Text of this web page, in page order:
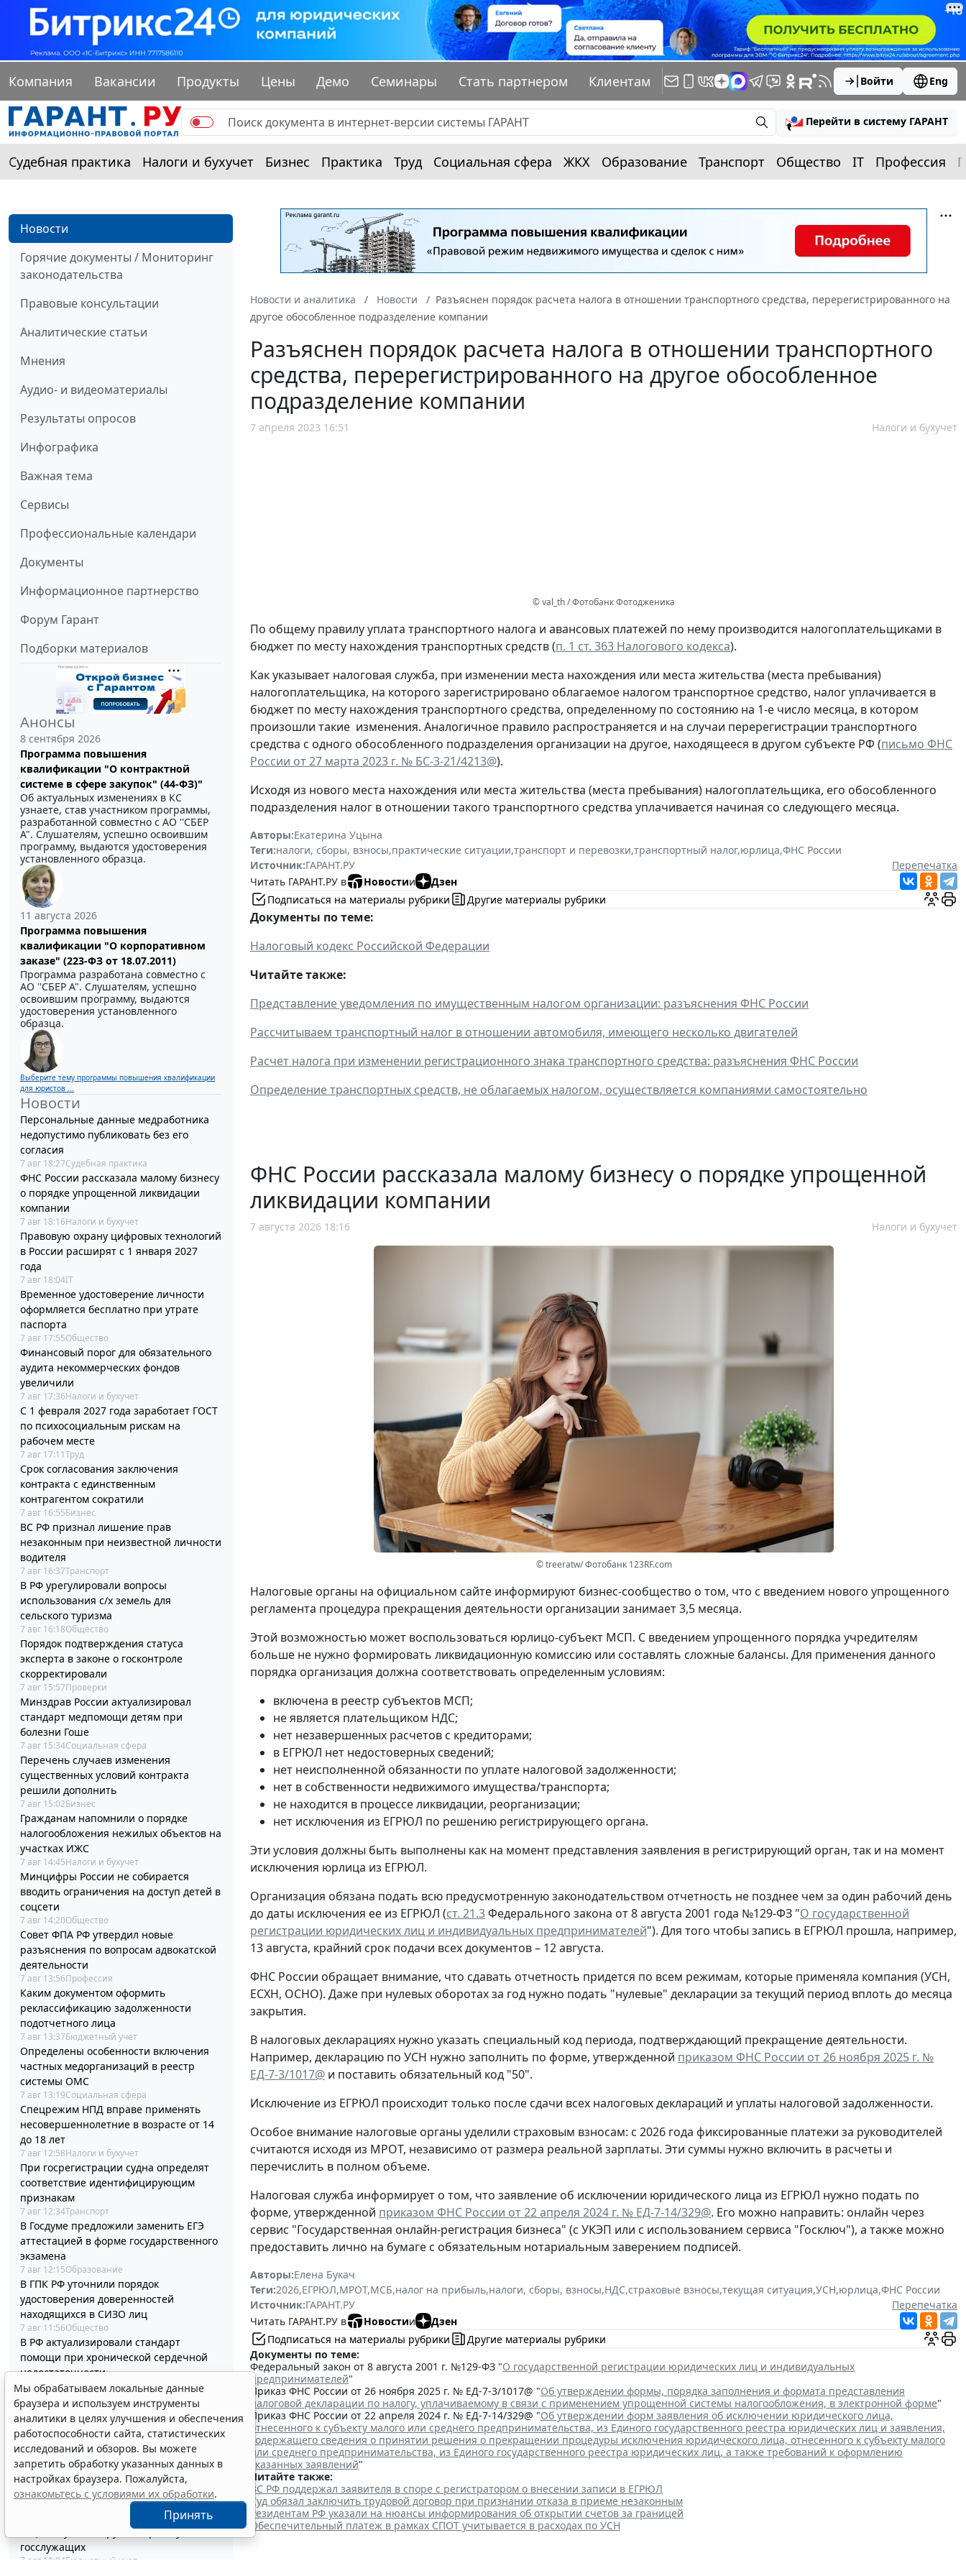
Компания Вакансии Продукты Цены Демо Семинары Стать партнером Клиентам Войти Eng
Перейти в систему ГАРАНТ
Судебная практика Налоги и бухучет Бизнес Практика Труд Социальная сфера ЖКХ Образование Транспорт Общество IT Профессия
Новости
Горячие документы / Мониторинг
законодательства
Правовые консультации
Аналитические статьи
Мнения
Аудио- и видеоматериалы
Результаты опросов
Инфографика
Важная тема
Сервисы
Профессиональные календари
Документы
Информационное партнерство
Форум Гарант
Подборки материалов
Анонсы
8 сентября 2026
Программа повышения
квалификации "О контрактной
системе в сфере закупок" (44-ФЗ)"
Об актуальных изменениях в КС
узнаете, став участником программы,
разработанной совместно с АО ''СБЕР
А". Слушателям, успешно освоившим
программу, выдаются удостоверения
установленного образца.
11 августа 2026
Программа повышения
квалификации "О корпоративном
заказе" (223-ФЗ от 18.07.2011)
Программа разработана совместно с
АО ''СБЕР А". Слушателям, успешно
освоившим программу, выдаются
удостоверения установленного
образца.
Выберите тему программы повышения квалификации
для юристов ...
Новости
Персональные данные медработника
недопустимо публиковать без его
согласия
7 авг 18:27Судебная практика
ФНС России рассказала малому бизнесу
о порядке упрощенной ликвидации
компании
7 авг 18:16Налоги и бухучет
Правовую охрану цифровых технологий
в России расширят с 1 января 2027
года
7 авг 18:04IT
Временное удостоверение личности
оформляется бесплатно при утрате
паспорта
7 авг 17:55Общество
Финансовый порог для обязательного
аудита некоммерческих фондов
увеличили
7 авг 17:36Налоги и бухучет
С 1 февраля 2027 года заработает ГОСТ
по психосоциальным рискам на
рабочем месте
7 авг 17:11Труд
Срок согласования заключения
контракта с единственным
контрагентом сократили
7 авг 16:55Бизнес
ВС РФ признал лишение прав
незаконным при неизвестной личности
водителя
7 авг 16:37Транспорт
В РФ урегулировали вопросы
использования с/х земель для
сельского туризма
7 авг 16:18Общество
Порядок подтверждения статуса
эксперта в законе о госконтроле
скорректировали
7 авг 15:57Проверки
Минздрав России актуализировал
стандарт медпомощи детям при
болезни Гоше
7 авг 15:34Социальная сфера
Перечень случаев изменения
существенных условий контракта
решили дополнить
7 авг 15:02Бизнес
Гражданам напомнили о порядке
налогообложения нежилых объектов на
участках ИЖС
7 авг 14:45Налоги и бухучет
Минцифры России не собирается
вводить ограничения на доступ детей в
соцсети
7 авг 14:20Общество
Совет ФПА РФ утвердил новые
разъяснения по вопросам адвокатской
деятельности
7 авг 13:56Профессия
Каким документом оформить
реклассификацию задолженности
подотчетного лица
7 авг 13:37Бюджетный учет
Определены особенности включения
частных медорганизаций в реестр
системы ОМС
7 авг 13:19Социальная сфера
Спецрежим НПД вправе применять
несовершеннолетние в возрасте от 14
до 18 лет
7 авг 12:58Налоги и бухучет
При госрегистрации судна определят
соответствие идентифицирующим
признакам
7 авг 12:34Транспорт
В Госдуме предложили заменить ЕГЭ
аттестацией в форме государственного
экзамена
7 авг 12:15Образование
В ГПК РФ уточнили порядок
удостоверения доверенностей
находящихся в СИЗО лиц
7 авг 11:56Общество
В РФ актуализировали стандарт
помощи при хронической сердечной
недостаточности
7 авг 11:40Социальная сфера
Работодатели могут получить субсидии
при трудоустройстве одиноких
родителей
7 авг 10:54Труд
Процедуру заключения контракта по
итогам электронного запроса
котировок уточнят
7 авг 10:32Бизнес
В РФ выпустили методичку по
соцзаказу и выбору КВР при обучении
госслужащих
7 авг 10:04Бюджетный учет
Новости и аналитика Новости
Разъяснен порядок расчета налога в отношении транспортного средства, перерегистрированного на
другое обособленное подразделение компании
Разъяснен порядок расчета налога в отношении транспортного
средства, перерегистрированного на другое обособленное
подразделение компании
7 апреля 2023 16:51 Налоги и бухучет
© val_th / Фотобанк Фотодженика
По общему правилу уплата транспортного налога и авансовых платежей по нему производится налогоплательщиками в
бюджет по месту нахождения транспортных средств (п. 1 ст. 363 Налогового кодекса).
Как указывает налоговая служба, при изменении места нахождения или места жительства (места пребывания)
налогоплательщика, на которого зарегистрировано облагаемое налогом транспортное средство, налог уплачивается в
бюджет по месту нахождения транспортного средства, определенному по состоянию на 1-е число месяца, в котором
произошли такие изменения. Аналогичное правило распространяется и на случаи перерегистрации транспортного
средства с одного обособленного подразделения организации на другое, находящееся в другом субъекте РФ (письмо ФНС
России от 27 марта 2023 г. № БС-3-21/4213@).
Исходя из нового места нахождения или места жительства (места пребывания) налогоплательщика, его обособленного
подразделения налог в отношении такого транспортного средства уплачивается начиная со следующего месяца.
Авторы:Екатерина Уцына
Теги:налоги, сборы, взносы,практические ситуации,транспорт и перевозки,транспортный налог,юрлица,ФНС России
Источник:ГАРАНТ.РУ
Перепечатка
Читать ГАРАНТ.РУ в
Новостии
Дзен
Подписаться на материалы рубрики
Другие материалы рубрики
Документы по теме:
Налоговый кодекс Российской Федерации
Читайте также:
Представление уведомления по имущественным налогом организации: разъяснения ФНС России
Рассчитываем транспортный налог в отношении автомобиля, имеющего несколько двигателей
Расчет налога при изменении регистрационного знака транспортного средства: разъяснения ФНС России
Определение транспортных средств, не облагаемых налогом, осуществляется компаниями самостоятельно
ФНС России рассказала малому бизнесу о порядке упрощенной
ликвидации компании
7 августа 2026 18:16 Налоги и бухучет
© treeratw/ Фотобанк 123RF.com
Налоговые органы на официальном сайте информируют бизнес-сообщество о том, что с введением нового упрощенного
регламента процедура прекращения деятельности организации занимает 3,5 месяца.
Этой возможностью может воспользоваться юрлицо-субъект МСП. С введением упрощенного порядка учредителям
больше не нужно формировать ликвидационную комиссию или составлять сложные балансы. Для применения данного
порядка организация должна соответствовать определенным условиям:
включена в реестр субъектов МСП;
не является плательщиком НДС;
нет незавершенных расчетов с кредиторами;
в ЕГРЮЛ нет недостоверных сведений;
нет неисполненной обязанности по уплате налоговой задолженности;
нет в собственности недвижимого имущества/транспорта;
не находится в процессе ликвидации, реорганизации;
нет исключения из ЕГРЮЛ по решению регистрирующего органа.
Эти условия должны быть выполнены как на момент представления заявления в регистрирующий орган, так и на момент
исключения юрлица из ЕГРЮЛ.
Организация обязана подать всю предусмотренную законодательством отчетность не позднее чем за один рабочий день
до даты исключения ее из ЕГРЮЛ (ст. 21.3Федерального закона от 8 августа 2001 года №129-ФЗ "О государственной
регистрации юридических лиц и индивидуальных предпринимателей"). Для того чтобы запись в ЕГРЮЛ прошла, например,
13 августа, крайний срок подачи всех документов – 12 августа.
ФНС России обращает внимание, что сдавать отчетность придется по всем режимам, которые применяла компания (УСН,
ЕСХН, ОСНО). Даже при нулевых оборотах за год нужно подать "нулевые" декларации за текущий период вплоть до месяца
закрытия.
В налоговых декларациях нужно указать специальный код периода, подтверждающий прекращение деятельности.
Например, декларацию по УСН нужно заполнить по форме, утвержденной приказом ФНС России от 26 ноября 2025 г. №
ЕД-7-3/1017@ и поставить обязательный код "50".
Исключение из ЕГРЮЛ происходит только после сдачи всех налоговых деклараций и уплаты налоговой задолженности.
Особое внимание налоговые органы уделили страховым взносам: с 2026 года фиксированные платежи за руководителей
считаются исходя из МРОТ, независимо от размера реальной зарплаты. Эти суммы нужно включить в расчеты и
перечислить в полном объеме.
Налоговая служба информирует о том, что заявление об исключении юридического лица из ЕГРЮЛ нужно подать по
форме, утвержденной приказом ФНС России от 22 апреля 2024 г. № ЕД-7-14/329@. Его можно направить: онлайн через
сервис "Государственная онлайн-регистрация бизнеса" (с УКЭП или с использованием сервиса "Госключ"), а также можно
предоставить лично на бумаге с обязательным нотариальным заверением подписей.
Авторы:Елена Букач
Теги:2026,ЕГРЮЛ,МРОТ,МСБ,налог на прибыль,налоги, сборы, взносы,НДС,страховые взносы,текущая ситуация,УСН,юрлица,ФНС России
Источник:ГАРАНТ.РУ
Перепечатка
Читать ГАРАНТ.РУ в
Новостии
Дзен
Подписаться на материалы рубрики
Другие материалы рубрики
Документы по теме:
Федеральный закон от 8 августа 2001 г. №129-ФЗ "О государственной регистрации юридических лиц и индивидуальных
предпринимателей"
Приказ ФНС России от 26 ноября 2025 г. № ЕД-7-3/1017@ "Об утверждении формы, порядка заполнения и формата представления
налоговой декларации по налогу, уплачиваемому в связи с применением упрощенной системы налогообложения, в электронной форме"
Приказ ФНС России от 22 апреля 2024 г. № ЕД-7-14/329@ "Об утверждении форм заявления об исключении юридического лица,
отнесенного к субъекту малого или среднего предпринимательства, из Единого государственного реестра юридических лиц и заявления,
содержащего сведения о принятии решения о прекращении процедуры исключения юридического лица, отнесенного к субъекту малого
или среднего предпринимательства, из Единого государственного реестра юридических лиц, а также требований к оформлению
указанных заявлений"
Читайте также:
ВС РФ поддержал заявителя в споре с регистратором о внесении записи в ЕГРЮЛ
Суд обязал заключить трудовой договор при признании отказа в приеме незаконным
Резидентам РФ указали на нюансы информирования об открытии счетов за границей
Обеспечительный платеж в рамках СПОТ учитывается в расходах по УСН
Мы обрабатываем локальные данные
браузера и используем инструменты
аналитики в целях улучшения и обеспечения
работоспособности сайта, статистических
исследований и обзоров. Вы можете
запретить обработку указанных данных в
настройках браузера. Пожалуйста,
ознакомьтесь с условиями их обработки.
Принять